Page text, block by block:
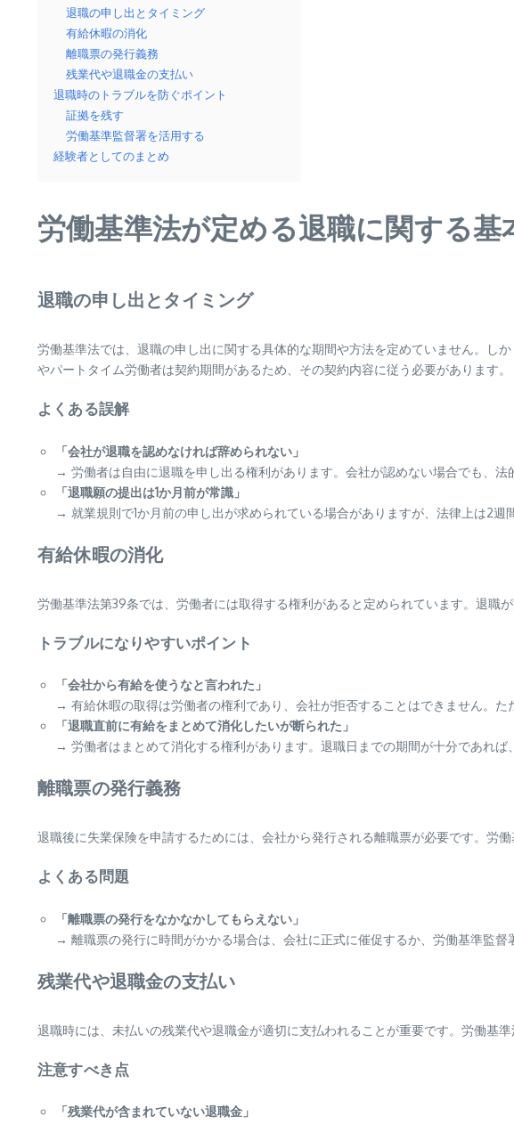
退職の申し出とタイミング
有給休暇の消化
離職票の発行義務
残業代や退職金の支払い
退職時のトラブルを防ぐポイント
証拠を残す
労働基準監督署を活用する
経験者としてのまとめ
労働基準法が定める退職に関する基
退職の申し出とタイミング
労働基準法では、退職の申し出に関する具体的な期間や方法を定めていません。し
やパートタイム労働者は契約期間があるため、その契約内容に従う必要があります。
よくある誤解
「会社が退職を認めなければ辞められない」
→ 労働者は自由に退職を申し出る権利があります。会社が認めない場合でも、法
「退職願の提出は1か月前が常識」
→ 就業規則で1か月前の申し出が求められている場合がありますが、法律上は2
有給休暇の消化
労働基準法第39条では、労働者には取得する権利があると定められています。退職
トラブルになりやすいポイント
「会社から有給を使うなと言われた」
→ 有給休暇の取得は労働者の権利であり、会社が拒否することはできません。
「退職直前に有給をまとめて消化したいが断られた」
→ 労働者はまとめて消化する権利があります。退職日までの期間が十分であれば
離職票の発行義務
退職後に失業保険を申請するためには、会社から発行される離職票が必要です。労
よくある問題
「離職票の発行をなかなかしてもらえない」
→ 離職票の発行に時間がかかる場合は、会社に正式に催促するか、労働基準監督
残業代や退職金の支払い
退職時には、未払いの残業代や退職金が適切に支払われることが重要です。労働基
注意すべき点
「残業代が含まれていない退職金」